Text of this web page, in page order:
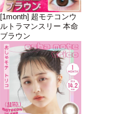
[1month] 超モテコンウ
ルトラマンスリー 本命
ブラウン